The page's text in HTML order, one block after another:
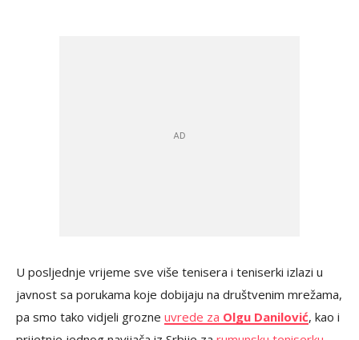
U posljednje vrijeme sve više tenisera i teniserki izlazi u
javnost sa porukama koje dobijaju na društvenim mrežama,
pa smo tako vidjeli grozne uvrede za Olgu Danilović, kao i